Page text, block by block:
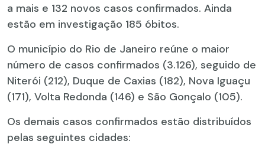
a mais e 132 novos casos confirmados. Ainda
estão em investigação 185 óbitos.
O município do Rio de Janeiro reúne o maior
número de casos confirmados (3.126), seguido de
Niterói (212), Duque de Caxias (182), Nova Iguaçu
(171), Volta Redonda (146) e São Gonçalo (105).
Os demais casos confirmados estão distribuídos
pelas seguintes cidades: